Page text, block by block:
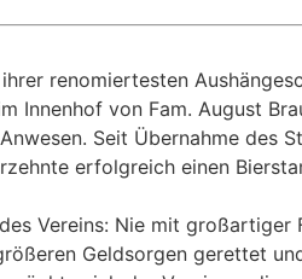
renomiertesten
Innenhof von Fam. August
Seit Übernahme des
erfolgreich einen
Vereins: Nie mit großartiger
Geldsorgen gerettet